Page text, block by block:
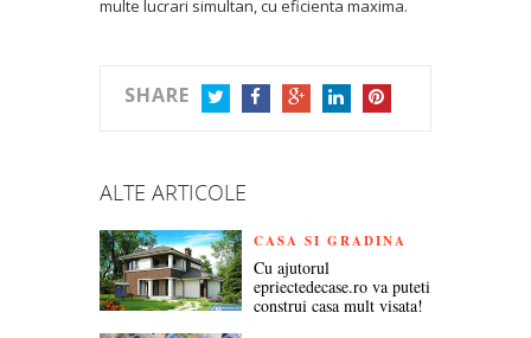
multe lucrari simultan, cu eficienta maxima.
SHARE
ALTE ARTICOLE
CASA SI GRADINA
Cu ajutorul
epriectedecase.ro va puteti
construi casa mult visata!